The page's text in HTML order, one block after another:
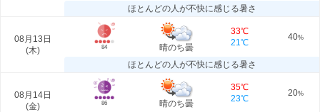
ほとんどの人が不快に感じる暑さ
08月13日
(木) 84 晴のち曇
33℃
21℃
40%
ほとんどの人が不快に感じる暑さ
08月14日
(金) 86 晴のち曇
35℃
23℃
20%